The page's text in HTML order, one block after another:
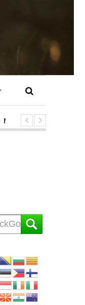
interesso di politica